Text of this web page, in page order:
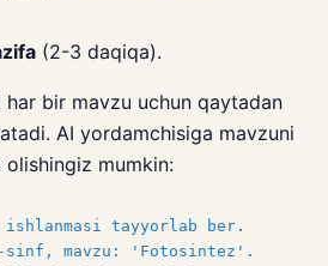
(2-3 daqiqa).
bir mavzu uchun qaytadan
AI yordamchisiga mavzuni
mumkin:
ishlanmasi tayyorlab ber.
sinf, mavzu: 'Fotosintez'.